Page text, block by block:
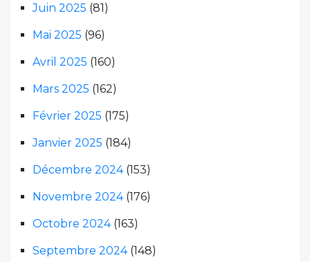
Juin 2025 (81)
Mai 2025 (96)
Avril 2025 (160)
Mars 2025 (162)
Février 2025 (175)
Janvier 2025 (184)
Décembre 2024(153)
Novembre 2024(176)
Octobre 2024(163)
Septembre 2024(148)